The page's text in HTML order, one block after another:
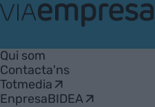
Empresa
Qui som
Contacta'ns
Totmedia
EnpresaBIDEA